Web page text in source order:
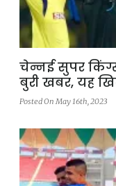
चेन्नई सुपर
बुरी खबर, यह
Posted On May 16th, 2023